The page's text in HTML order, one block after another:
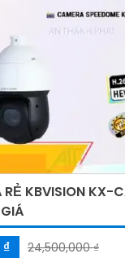
RẺ KBVISION KX-
24,500,000 ₫